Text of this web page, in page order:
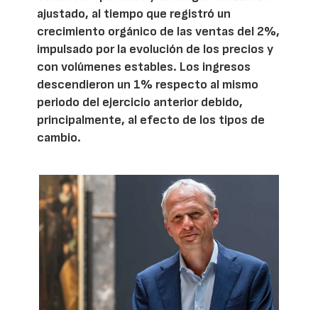
ajustado, al tiempo que registró un
crecimiento orgánico de las ventas del 2%,
impulsado por la evolución de los precios y
con volúmenes estables. Los ingresos
descendieron un 1% respecto al mismo
periodo del ejercicio anterior debido,
principalmente, al efecto de los tipos de
cambio.